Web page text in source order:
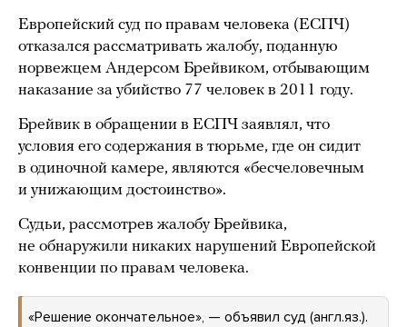
Европейский суд по правам человека (ЕСПЧ)
отказался рассматривать жалобу, поданную
норвежцем Андерсом Брейвиком, отбывающим
наказание за убийство 77 человек в 2011 году.
Брейвик в обращении в ЕСПЧ заявлял, что
условия его содержания в тюрьме, где он сидит
в одиночной камере, являются «бесчеловечным
и унижающим достоинство».
Судьи, рассмотрев жалобу Брейвика,
не обнаружили никаких нарушений Европейской
конвенции по правам человека.
«Решение окончательное», — объявил суд (англ.яз.).